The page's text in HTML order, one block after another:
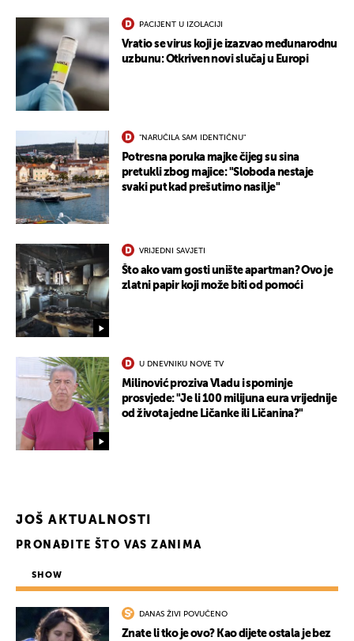
PACIJENT U IZOLACIJI
Vratio se virus koji je izazvao međunarodnu
uzbunu: Otkriven novi slučaj u Europi
"NARUČILA SAM IDENTIČNU"
Potresna poruka majke čijeg su sina
pretukli zbog majice: "Sloboda nestaje
svaki put kad prešutimo nasilje"
VRIJEDNI SAVJETI
Što ako vam gosti unište apartman? Ovo je
zlatni papir koji može biti od pomoći
U DNEVNIKU NOVE TV
Milinović proziva Vladu i spominje
prosvjede: "Je li 100 milijuna eura vrijednije
od života jedne Ličanke ili Ličanina?"
JOŠ AKTUALNOSTI
PRONAĐITE ŠTO VAS ZANIMA
SHOW
DANAS ŽIVI POVUČENO
Znate li tko je ovo? Kao dijete ostala je bez
UKLJUČITE NOTIFIKACIJE